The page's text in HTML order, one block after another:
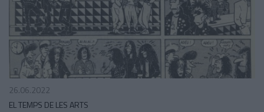
26.06.2022
EL TEMPS DE LES ARTS